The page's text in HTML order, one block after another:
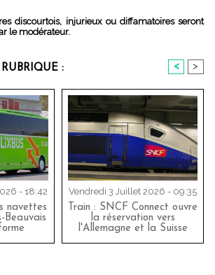
discourtois, injurieux ou diffamatoires seront
le modérateur.
: < >
- 18:42
navettes
Beauvais
Vendredi 3 Juillet 2026 - 09:35
Train : SNCF Connect ouvre
la réservation vers
l'Allemagne et la Suisse